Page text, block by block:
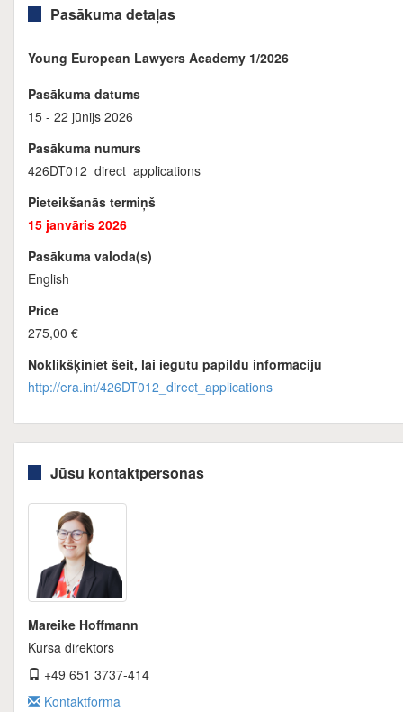
Pasākuma detaļas
Young European Lawyers Academy 1/2026
Pasākuma datums
15 - 22 jūnijs 2026
Pasākuma numurs
426DT012_direct_applications
Pieteikšanās termiņš
15 janvāris 2026
Pasākuma valoda(s)
English
Price
275,00 €
Noklikšķiniet šeit, lai iegūtu papildu informāciju
http://era.int/426DT012_direct_applications
Jūsu kontaktpersonas
Mareike Hoffmann
Kursa direktors
+49 651 3737-414
Kontaktforma